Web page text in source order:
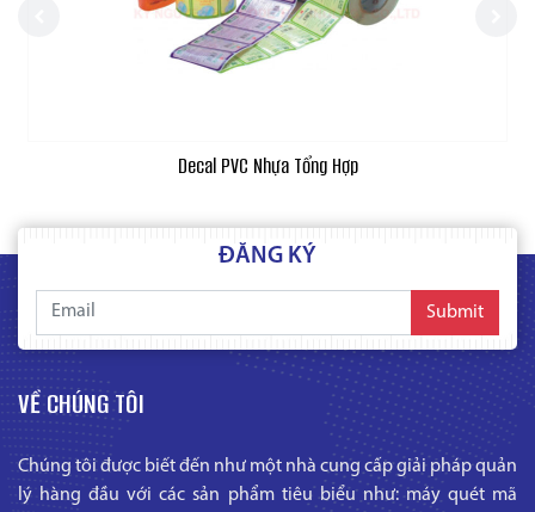
Decal PVC Nhựa Tổng Hợp
ĐĂNG KÝ
Submit
VỀ CHÚNG TÔI
Chúng tôi được biết đến như một nhà cung cấp giải pháp quản
lý hàng đầu với các sản phẩm tiêu biểu như: máy quét mã